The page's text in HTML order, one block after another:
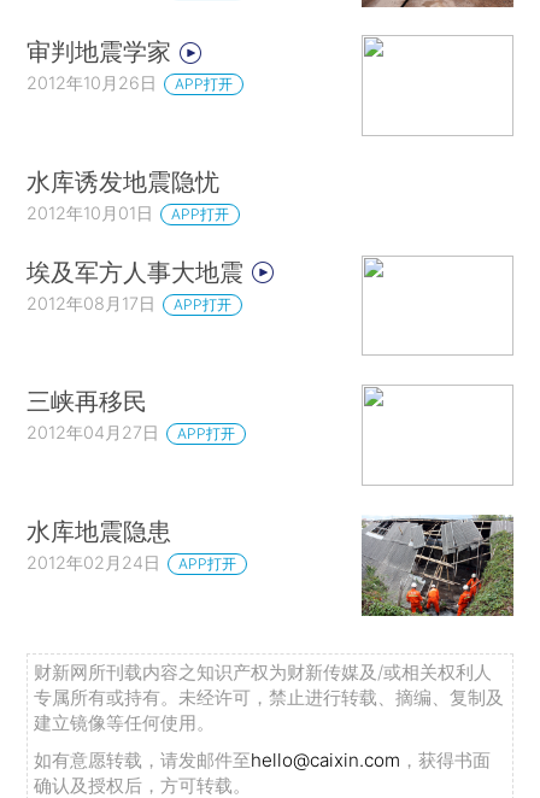
审判地震学家
2012年10月26日 APP打开
水库诱发地震隐忧
2012年10月01日 APP打开
埃及军方人事大地震
2012年08月17日 APP打开
三峡再移民
2012年04月27日 APP打开
水库地震隐患
2012年02月24日 APP打开
财新网所刊载内容之知识产权为财新传媒及/或相关权利人
专属所有或持有。未经许可，禁止进行转载、摘编、复制及
建立镜像等任何使用。
如有意愿转载，请发邮件至hello@caixin.com ，获得书面
确认及授权后，方可转载。